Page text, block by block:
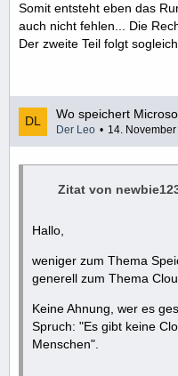
Somit entsteht eben das
auch nicht fehlen... Die
Der zweite Teil folgt
Wo speichert
Der Leo 14.
Zitat von
Hallo,
weniger zum Thema
generell zum Thema
Keine Ahnung, wer es
Spruch: "Es gibt keine
Menschen".